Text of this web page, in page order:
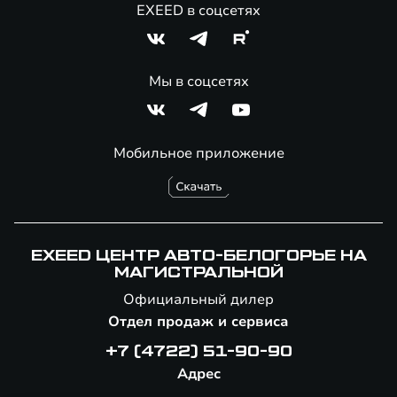
Мобильное приложение
EXEED в соцсетях
Мы в соцсетях
EXEED ЦЕНТР АВТО-БЕЛОГОРЬЕ НА
МАГИСТРАЛЬНОЙ
Официальный дилер
Отдел продаж и сервиса
+7 (4722) 51-90-90
Адрес